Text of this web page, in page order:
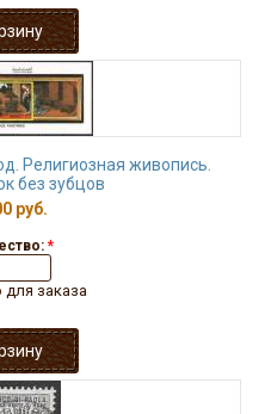
Религиозная живопись.
без зубцов
руб.
*
для заказа